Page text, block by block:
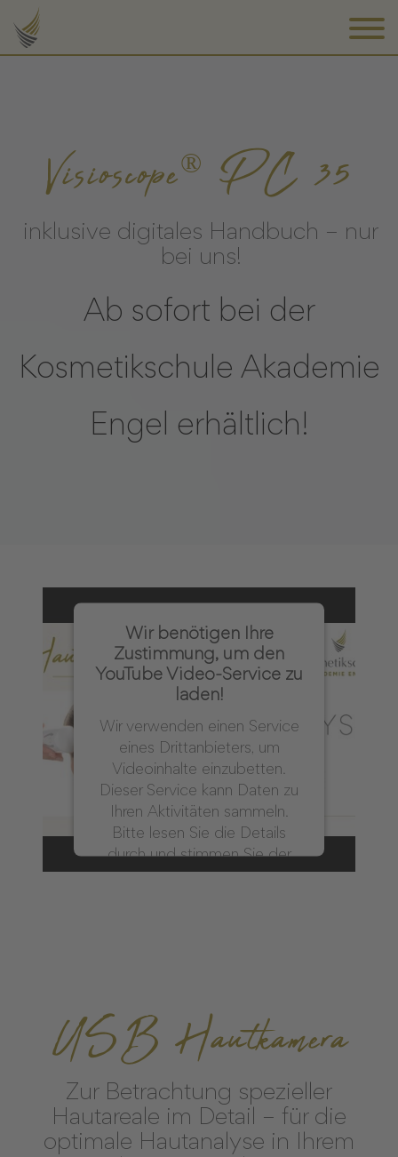
Visioscope® PC 35
inklusive digitales Handbuch – nur
bei uns!
Ab sofort bei der
Kosmetikschule Akademie
Engel erhältlich!
Wir benötigen Ihre
Zustimmung, um den
YouTube Video-Service zu
laden!
Wir verwenden einen Service
eines Drittanbieters, um
Videoinhalte einzubetten.
Dieser Service kann Daten zu
Ihren Aktivitäten sammeln.
Bitte lesen Sie die Details
durch und stimmen Sie der
Nutzung des Service zu, um
powered by
Usercentrics Consent
Management Platform&eRecht24
USB Hautkamera
Zur Betrachtung spezieller
Hautareale im Detail – für die
optimale Hautanalyse in Ihrem